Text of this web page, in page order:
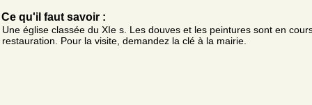
Ce qu'il faut savoir :
Une église classée du XIe s. Les douves et les peintures sont en
restauration. Pour la visite, demandez la clé à la mairie.